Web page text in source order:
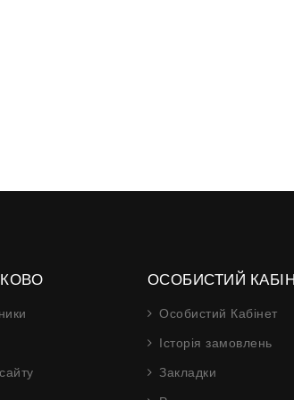
ОСОБИСТИЙ
Особистий Кабінет
Історія замовлень
Закладки